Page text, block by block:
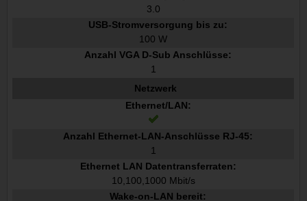
3.0
USB-Stromversorgung bis zu:
100 W
Anzahl VGA D-Sub Anschlüsse:
1
Netzwerk
Ethernet/LAN:
Anzahl Ethernet-LAN-Anschlüsse RJ-45:
1
Ethernet LAN Datentransferraten:
10,100,1000 Mbit/s
Wake-on-LAN bereit: